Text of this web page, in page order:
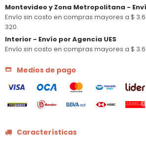
Montevideo y Zona Metropolitana -
Envío sin costo en compras mayores a $
320.
Interior - Envío por Agencia UES
Envío sin costo en compras mayores a $
Medios de pago
Características